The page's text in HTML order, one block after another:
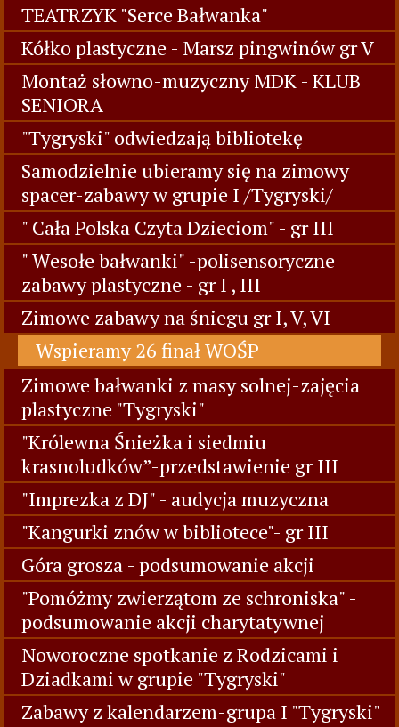
TEATRZYK "Serce Bałwanka"
Kółko plastyczne - Marsz pingwinów gr V
Montaż słowno-muzyczny MDK - KLUB
SENIORA
"Tygryski" odwiedzają bibliotekę
Samodzielnie ubieramy się na zimowy
spacer-zabawy w grupie I /Tygryski/
" Cała Polska Czyta Dzieciom" - gr III
" Wesołe bałwanki" -polisensoryczne
zabawy plastyczne - gr I , III
Zimowe zabawy na śniegu gr I, V, VI
Wspieramy 26 finał WOŚP
Zimowe bałwanki z masy solnej-zajęcia
plastyczne "Tygryski"
"Królewna Śnieżka i siedmiu
krasnoludków”-przedstawienie gr III
"Imprezka z DJ" - audycja muzyczna
"Kangurki znów w bibliotece"- gr III
Góra grosza - podsumowanie akcji
"Pomóżmy zwierzątom ze schroniska" -
podsumowanie akcji charytatywnej
Noworoczne spotkanie z Rodzicami i
Dziadkami w grupie "Tygryski"
Zabawy z kalendarzem-grupa I "Tygryski"